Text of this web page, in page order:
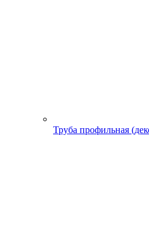
Труба профильная